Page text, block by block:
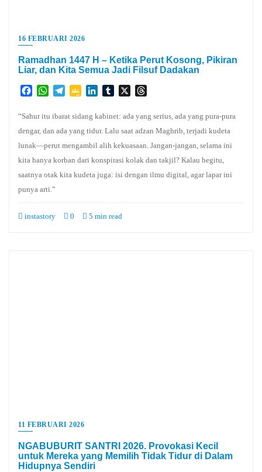
16 FEBRUARI 2026
Ramadhan 1447 H – Ketika Perut Kosong, Pikiran
Liar, dan Kita Semua Jadi Filsuf Dadakan
FacebookWhatsApp
TelegramGoogleLinkedInTumblr
X
“Sahur itu ibarat sidang kabinet: ada yang serius, ada yang pura-pura
dengar, dan ada yang tidur. Lalu saat adzan Maghrib, terjadi kudeta
lunak—perut mengambil alih kekuasaan. Jangan-jangan, selama ini
kita hanya korban dari konspirasi kolak dan takjil? Kalau begitu,
saatnya otak kita kudeta juga: isi dengan ilmu digital, agar lapar ini
punya arti.”
instastory 0 5 min read
11 FEBRUARI 2026
NGABUBURIT SANTRI 2026. Provokasi Kecil
untuk Mereka yang Memilih Tidak Tidur di Dalam
Hidupnya Sendiri